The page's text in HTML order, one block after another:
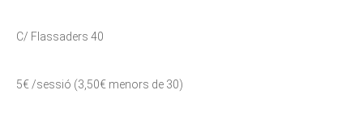
C/ Flassaders 40
5€ /sessió (3,50€ menors de 30)